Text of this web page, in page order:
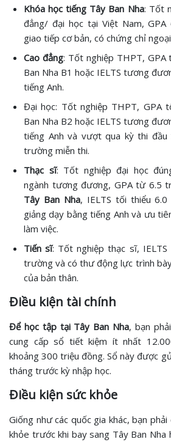
Khóa học tiếng Tây Ban Nha: Tốt
đẳng/ đại học tại Việt Nam,
giao tiếp cơ bản, có chứng chỉ
Cao đẳng: Tốt nghiệp THPT,
Ban Nha B1 hoặc IELTS tương
tiếng Anh.
Đại học: Tốt nghiệp THPT, GPA
Ban Nha B2 hoặc IELTS tương
tiếng Anh và vượt qua kỳ thi đầu
trường miễn thi.
Thạc sĩ: Tốt nghiệp đại học
ngành tương đương, GPA từ 6.5
Tây Ban Nha, IELTS tối thiểu
giảng dạy bằng tiếng Anh và ưu
làm việc.
Tiến sĩ: Tốt nghiệp thạc sĩ,
trường và có thư động lực trình
của bản thân.
Điều kiện tài chính
Để học tập tại Tây Ban Nha, bạn
cung cấp sổ tiết kiệm ít nhất
khoảng 300 triệu đồng. Sổ này được
tháng trước kỳ nhập học.
Điều kiện sức khỏe
Giống như các quốc gia khác, bạn
khỏe trước khi bay sang Tây Ban Nha